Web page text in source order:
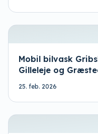
Mobil bilvask
Gilleleje og
25. feb. 2026